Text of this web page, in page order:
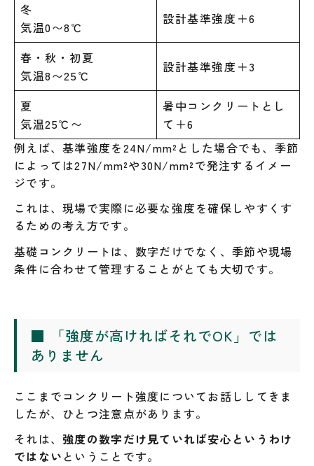
冬
気温0〜8℃
設計基準強度＋6
春・秋・初夏
気温8〜25℃
設計基準強度＋3
夏
気温25℃〜
暑中コンクリートとし
て＋6
例えば、基準強度を24N/mm²とした場合でも、季節
によっては27N/mm²や30N/mm²で発注するイメー
ジです。
これは、現場で実際に必要な強度を確保しやすくす
るための考え方です。
基礎コンクリートは、数字だけでなく、季節や現場
条件に合わせて管理することがとても大切です。
■ 「強度が高ければそれでOK」では
ありません
ここまでコンクリート強度についてお話ししてきま
したが、ひとつ注意点があります。
それは、 強度の数字だけ見ていれば安心というわけ
ではない ということです。